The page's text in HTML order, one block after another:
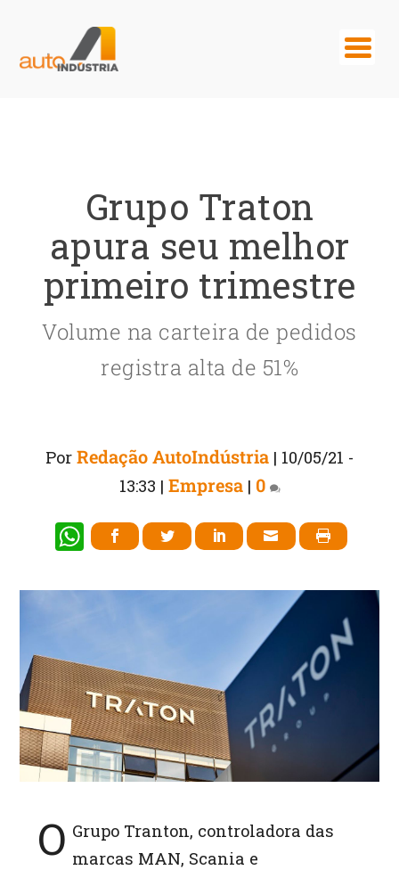
Grupo Traton
apura seu melhor
primeiro trimestre
Volume na carteira de pedidos
registra alta de 51%
Por Redação AutoIndústria | 10/05/21 -
13:33 | Empresa| 0
W
at
p
p
O Grupo Tranton, controladora das
marcas MAN, Scania e